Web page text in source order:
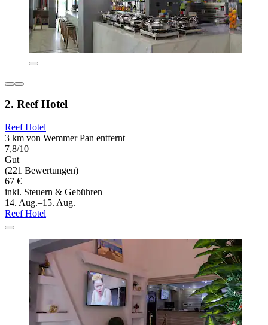
2. Reef Hotel
Reef Hotel
3 km von Wemmer Pan entfernt
7,8/10
Gut
(221 Bewertungen)
67 €
inkl. Steuern & Gebühren
14. Aug.–15. Aug.
Reef Hotel